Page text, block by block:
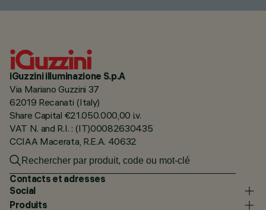
iGuzzini illuminazione S.p.A
Via Mariano Guzzini 37
62019 Recanati (Italy)
Share Capital €21.050.000,00 i.v.
VAT N. and R.I. : (IT)00082630435
CCIAA Macerata, R.E.A. 40632
Contacts et adresses
Social
Produits